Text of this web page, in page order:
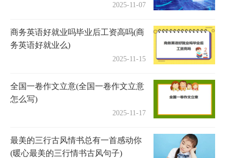
2025-11-07
商务英语好就业吗毕业后工资高吗(商
务英语好就业么)
2025-11-15
全国一卷作文立意(全国一卷作文立意
怎么写)
2025-11-17
最美的三行古风情书总有一首感动你
(暖心最美的三行情书古风句子)